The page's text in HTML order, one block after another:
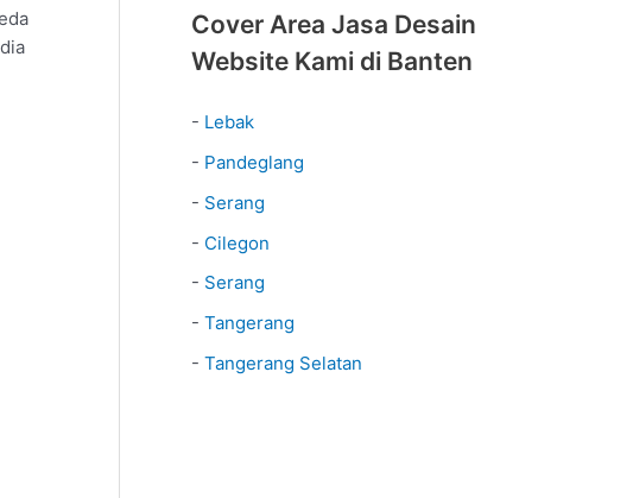
Cover Area Jasa Desain
Website Kami di Banten
- Lebak
- Pandeglang
- Serang
- Cilegon
- Serang
- Tangerang
- Tangerang Selatan